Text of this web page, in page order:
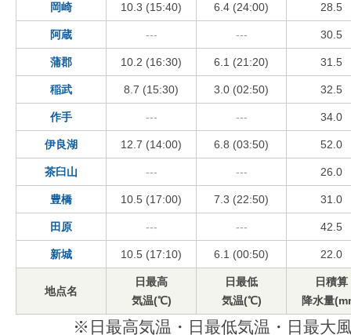
岡崎 10.3 (15:40) 6.4 (24:00) 28.5
阿蔵 --- --- 30.5
蒲郡 10.2 (16:30) 6.1 (21:20) 31.5
稲武 8.7 (15:30) 3.0 (02:50) 32.5
作手 --- --- 34.0
伊良湖 12.7 (14:00) 6.8 (03:50) 52.0
茶臼山 --- --- 26.0
豊橋 10.5 (17:00) 7.3 (22:50) 31.0
田原 --- --- 42.5
新城 10.5 (17:10) 6.1 (00:50) 22.0
地点名
日最高
気温(℃)
日最低
気温(℃)
日積算
降水量
※日最高気温・日最低気温・日最大